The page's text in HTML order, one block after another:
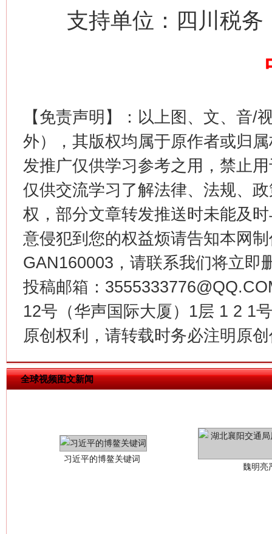
支持单位：四川税务
【免责声明】：以上图、文、音/
外），其版权均属于原作者或归
发推广仅供学习参考之用，禁止
仅供交流学习了解法律、法规、
权，部分文章转发推送时未能及
意侵犯到您的权益烦请告知本网
GAN160003，请联系我们将立即
投稿邮箱：
12号（华声国际大厦）1层 1 2 1
原创权利，请转载时务必注明原
全球视频图文新闻
谢
在谋一域中谋全局
习近平的博鳌关键词